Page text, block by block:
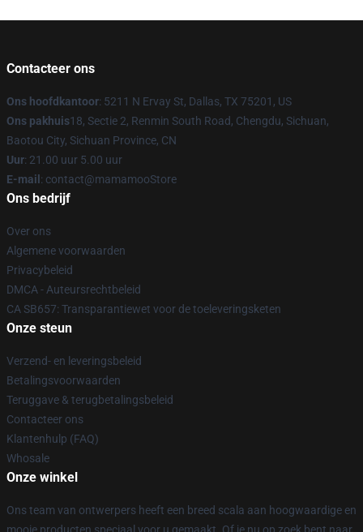
Contacteer ons
Ons hoofdkantoor: 5211 N Ervay St, Dallas, TX 75201, US
Ons pakhuis18, Sectie 2, Renmin South Road, Chengdu, Sichuan,
Baotou City, Sichuan Province, CN
Uur: 21.00 uur 5.00 uur
E-mail: contact@mamamooStore
Ons bedrijf
Over ons
Algemene voorwaarden
Privacybeleid
DMCA - Auteursrechtbeleid
CA SB657: Transparantiewet voor de toeleveringsketen
Onze steun
Verzend- en leveringsbeleid
Betalingsvoorwaarden
Teruggave & terugbetalingsbeleid
Contacteer ons
Klantenhulp (FAQ)
Whosale
Onze winkel
Ons team van ontwerpers heeft een breed scala aan hoogwaardige en
mooie producten speciaal voor u gemaakt. Of je nu op zoek bent naar